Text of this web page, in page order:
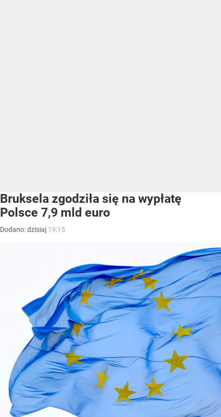
Bruksela zgodziła się na wypłatę
Polsce 7,9 mld euro
Dodano:dzisiaj 19:15